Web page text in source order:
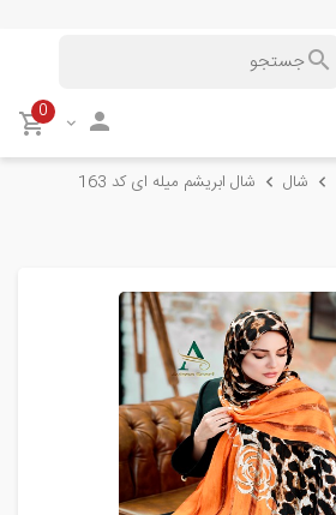
0
شال شال ابریشم میله ای کد 163